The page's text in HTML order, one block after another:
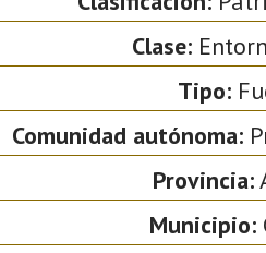
Clase:
Tipo:
Comunidad autónoma:
Provincia:
Municipio: